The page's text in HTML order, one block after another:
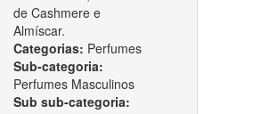
de Cashmere e
Almíscar.
Categorias: Perfumes
Sub-categoria:
Perfumes Masculinos
Sub sub-categoria: